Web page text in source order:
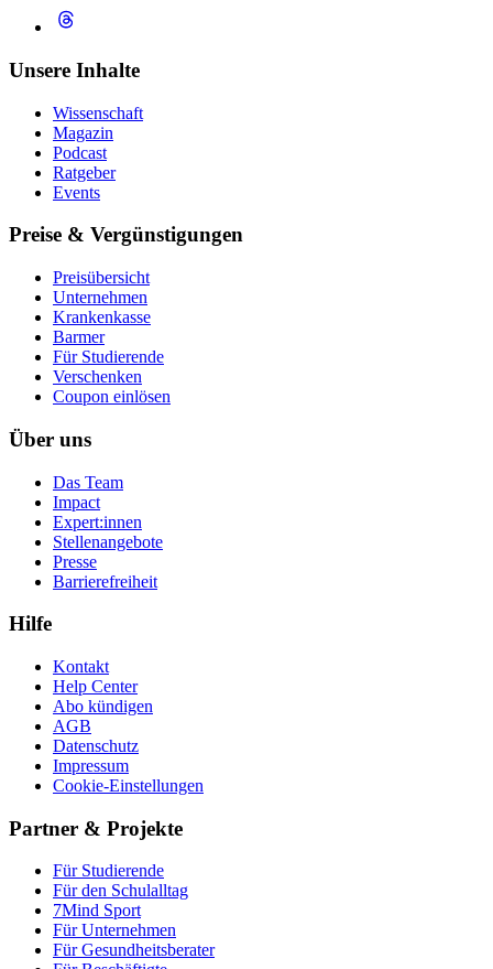
Unsere Inhalte
Wissenschaft
Magazin
Podcast
Ratgeber
Events
Preise & Vergünstigungen
Preisübersicht
Unternehmen
Krankenkasse
Barmer
Für Studierende
Ver­schen­ken
Coupon einlösen
Über uns
Das Team
Impact
Expert:innen
Stellenangebote
Presse
Barrierefreiheit
Hilfe
Kontakt
Help Center
Abo kündigen
AGB
Datenschutz
Impressum
Cookie-Einstellungen
Partner & Projekte
Für Stu­die­rende
Für den Schulalltag
7Mind Sport
Für Unter­neh­men
Für Gesund­heits­be­ra­ter